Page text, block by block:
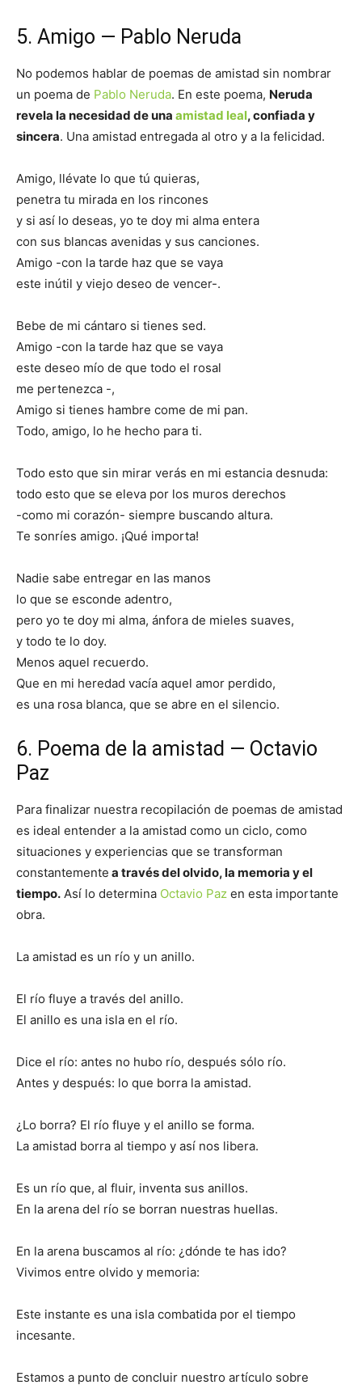
5. Amigo — Pablo Neruda
No podemos hablar de poemas de amistad sin nombrar
un poema de Pablo Neruda. En este poema, Neruda
revela la necesidad de una amistad leal, confiada y
sincera. Una amistad entregada al otro y a la felicidad.
Amigo, llévate lo que tú quieras,
penetra tu mirada en los rincones
y si así lo deseas, yo te doy mi alma entera
con sus blancas avenidas y sus canciones.
Amigo -con la tarde haz que se vaya
este inútil y viejo deseo de vencer-.
Bebe de mi cántaro si tienes sed.
Amigo -con la tarde haz que se vaya
este deseo mío de que todo el rosal
me pertenezca -,
Amigo si tienes hambre come de mi pan.
Todo, amigo, lo he hecho para ti.
Todo esto que sin mirar verás en mi estancia desnuda:
todo esto que se eleva por los muros derechos
-como mi corazón- siempre buscando altura.
Te sonríes amigo. ¡Qué importa!
Nadie sabe entregar en las manos
lo que se esconde adentro,
pero yo te doy mi alma, ánfora de mieles suaves,
y todo te lo doy.
Menos aquel recuerdo.
Que en mi heredad vacía aquel amor perdido,
es una rosa blanca, que se abre en el silencio.
6. Poema de la amistad — Octavio
Paz
Para finalizar nuestra recopilación de poemas de amistad
es ideal entender a la amistad como un ciclo, como
situaciones y experiencias que se transforman
constantemente a través del olvido, la memoria y el
tiempo. Así lo determina Octavio Paz en esta importante
obra.
La amistad es un río y un anillo.
El río fluye a través del anillo.
El anillo es una isla en el río.
Dice el río: antes no hubo río, después sólo río.
Antes y después: lo que borra la amistad.
¿Lo borra? El río fluye y el anillo se forma.
La amistad borra al tiempo y así nos libera.
Es un río que, al fluir, inventa sus anillos.
En la arena del río se borran nuestras huellas.
En la arena buscamos al río: ¿dónde te has ido?
Vivimos entre olvido y memoria:
Este instante es una isla combatida por el tiempo
incesante.
Estamos a punto de concluir nuestro artículo sobre